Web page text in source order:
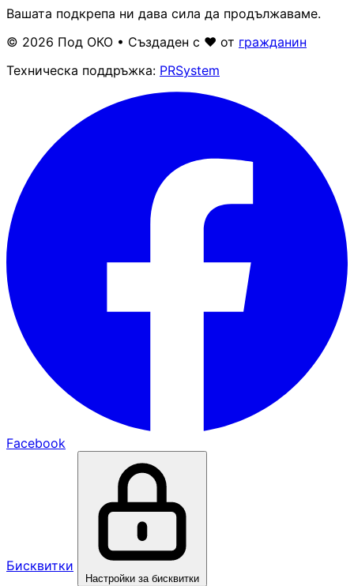
Вашата подкрепа ни дава сила да продължаваме.
© 2026 Под ОКО • Създаден с ❤ от гражданин
Техническа поддръжка: PRSystem
Facebook
Бисквитки
Настройки за бисквитки